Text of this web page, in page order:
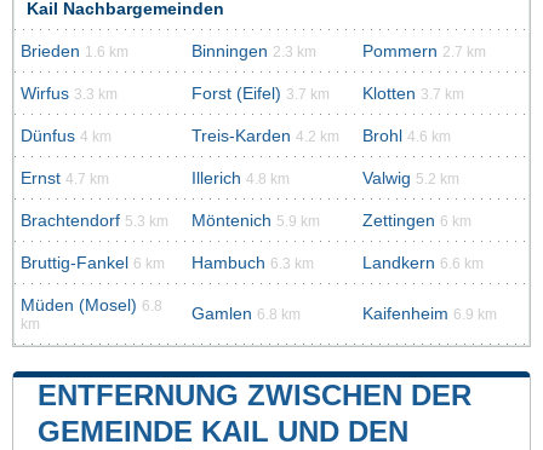
Kail Nachbargemeinden
Brieden 1.6 km Binningen 2.3 km Pommern 2.7 km
Wirfus 3.3 km Forst (Eifel) 3.7 km Klotten 3.7 km
Dünfus 4 km Treis-Karden 4.2 km Brohl 4.6 km
Ernst 4.7 km Illerich 4.8 km Valwig 5.2 km
Brachtendorf 5.3 km Möntenich 5.9 km Zettingen 6 km
Bruttig-Fankel 6 km Hambuch 6.3 km Landkern 6.6 km
Müden (Mosel) 6.8
km
Gamlen 6.8 km Kaifenheim 6.9 km
ENTFERNUNG ZWISCHEN DER
GEMEINDE KAIL UND DEN